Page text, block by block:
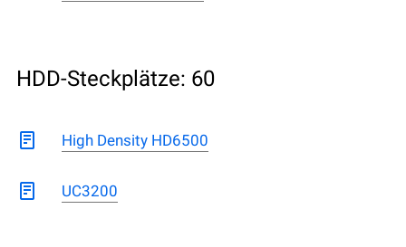
HDD-Steckplätze: 60
High Density HD6500
UC3200